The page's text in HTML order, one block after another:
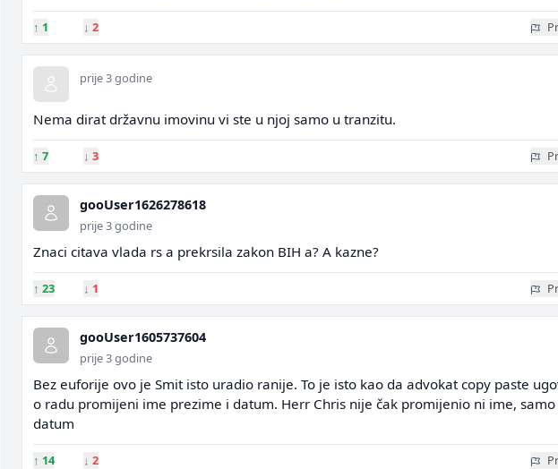
↑ 1 ↓ 2
prije 3 godine
Nema dirat državnu imovinu vi ste u njoj samo u tranzitu.
↑ 7 ↓ 3
gooUser1626278618
prije 3 godine
Znaci citava vlada rs a prekrsila zakon BIH a? A kazne?
↑ 23 ↓ 1
gooUser1605737604
prije 3 godine
Bez euforije ovo je Smit isto uradio ranije. To je isto kao da advokat copy paste
o radu promijeni ime prezime i datum. Herr Chris nije čak promijenio ni ime, samo
datum
↑ 14 ↓ 2